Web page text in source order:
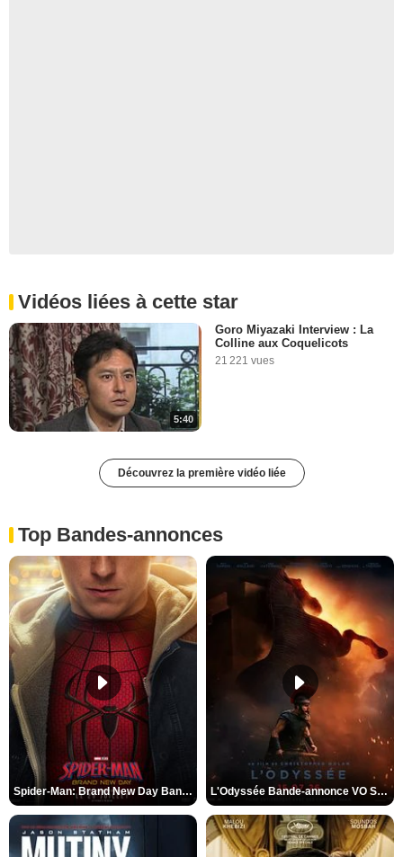
Vidéos liées à cette star
5:40
Goro Miyazaki Interview : La
Colline aux Coquelicots
21 221 vues
Découvrez la première vidéo liée
Top Bandes-annonces
Spider-Man: Brand New Day Bande-annonce VO STFR L'Odyssée Bande-annonce VO STFR